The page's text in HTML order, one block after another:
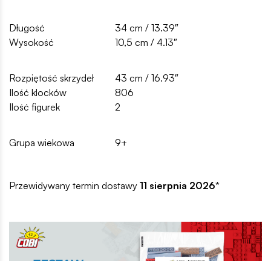
Długość
34 cm / 13.39″
Wysokość
10,5 cm / 4.13″
Rozpiętość skrzydeł
43 cm / 16.93″
Ilość klocków
806
Ilość figurek
2
Grupa wiekowa 9+
Przewidywany termin dostawy 11 sierpnia 2026*